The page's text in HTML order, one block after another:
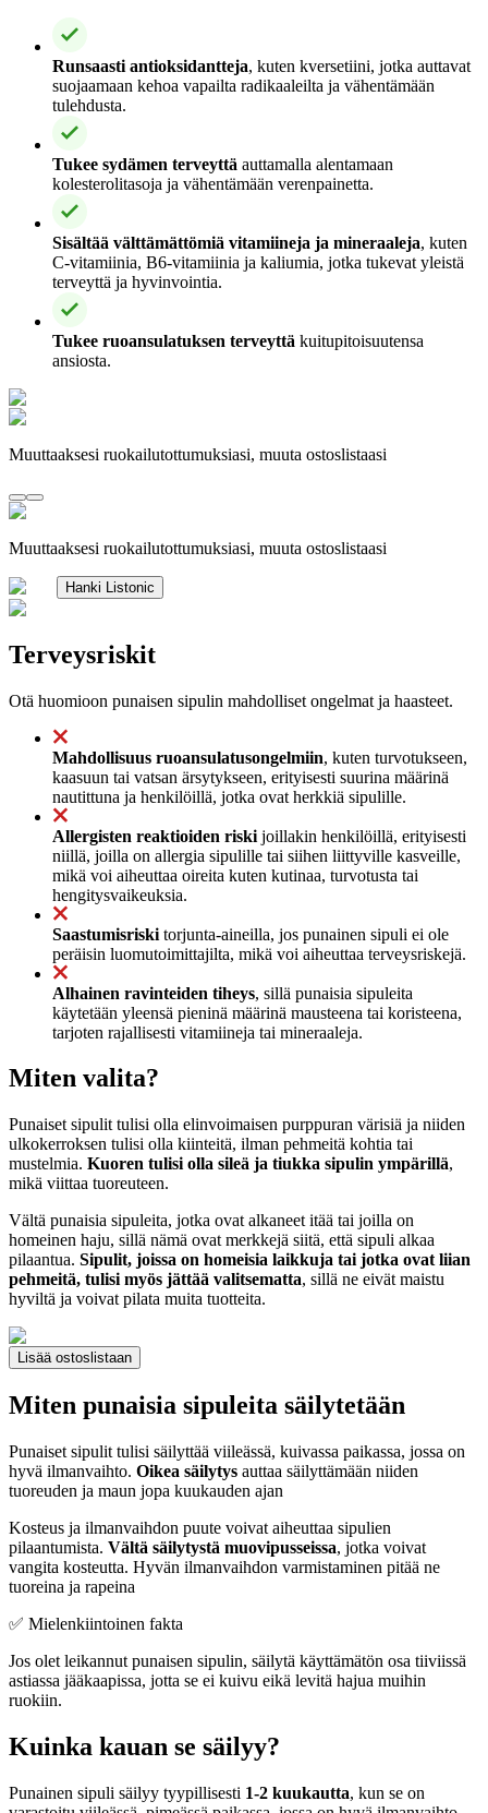
Runsaasti antioksidantteja, kuten kversetiini, jotka auttavat
suojaamaan kehoa vapailta radikaaleilta ja vähentämään
tulehdusta.
Tukee sydämen terveyttä auttamalla alentamaan
kolesterolitasoja ja vähentämään verenpainetta.
Sisältää välttämättömiä vitamiineja ja mineraaleja, kuten
C-vitamiinia, B6-vitamiinia ja kaliumia, jotka tukevat yleistä
terveyttä ja hyvinvointia.
Tukee ruoansulatuksen terveyttä kuitupitoisuutensa
ansiosta.
Muuttaaksesi ruokailutottumuksiasi, muuta ostoslistaasi
Muuttaaksesi ruokailutottumuksiasi, muuta ostoslistaasi
Hanki Listonic
Terveysriskit
Otä huomioon punaisen sipulin mahdolliset ongelmat ja haasteet.
Mahdollisuus ruoansulatusongelmiin, kuten turvotukseen,
kaasuun tai vatsan ärsytykseen, erityisesti suurina määrinä
nautittuna ja henkilöillä, jotka ovat herkkiä sipulille.
Allergisten reaktioiden riski joillakin henkilöillä, erityisesti
niillä, joilla on allergia sipulille tai siihen liittyville kasveille,
mikä voi aiheuttaa oireita kuten kutinaa, turvotusta tai
hengitysvaikeuksia.
Saastumisriski torjunta-aineilla, jos punainen sipuli ei ole
peräisin luomutoimittajilta, mikä voi aiheuttaa terveysriskejä.
Alhainen ravinteiden tiheys, sillä punaisia sipuleita
käytetään yleensä pieninä määrinä mausteena tai koristeena,
tarjoten rajallisesti vitamiineja tai mineraaleja.
Miten valita?
Punaiset sipulit tulisi olla elinvoimaisen purppuran värisiä ja niiden
ulkokerroksen tulisi olla kiinteitä, ilman pehmeitä kohtia tai
mustelmia. Kuoren tulisi olla sileä ja tiukka sipulin ympärillä,
mikä viittaa tuoreuteen.
Vältä punaisia sipuleita, jotka ovat alkaneet itää tai joilla on
homeinen haju, sillä nämä ovat merkkejä siitä, että sipuli alkaa
pilaantua. Sipulit, joissa on homeisia laikkuja tai jotka ovat liian
pehmeitä, tulisi myös jättää valitsematta, sillä ne eivät maistu
hyviltä ja voivat pilata muita tuotteita.
Lisää ostoslistaan
Miten punaisia sipuleita säilytetään
Punaiset sipulit tulisi säilyttää viileässä, kuivassa paikassa, jossa on
hyvä ilmanvaihto. Oikea säilytys auttaa säilyttämään niiden
tuoreuden ja maun jopa kuukauden ajan
Kosteus ja ilmanvaihdon puute voivat aiheuttaa sipulien
pilaantumista. Vältä säilytystä muovipusseissa, jotka voivat
vangita kosteutta. Hyvän ilmanvaihdon varmistaminen pitää ne
tuoreina ja rapeina
✅ Mielenkiintoinen fakta
Jos olet leikannut punaisen sipulin, säilytä käyttämätön osa tiiviissä
astiassa jääkaapissa, jotta se ei kuivu eikä levitä hajua muihin
ruokiin.
Kuinka kauan se säilyy?
Punainen sipuli säilyy tyypillisesti 1-2 kuukautta, kun se on